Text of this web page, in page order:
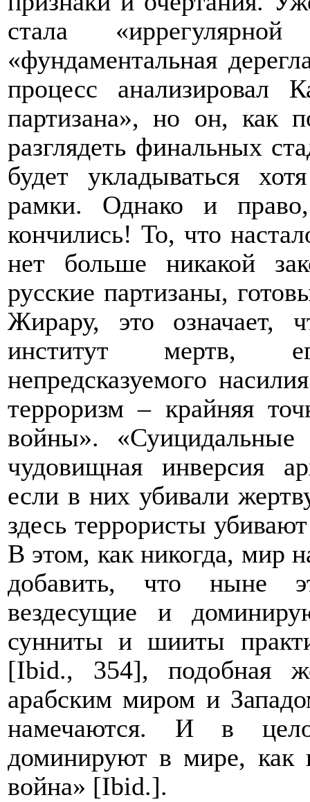
стала
«фундаментальная
процесс
партизана», но он, как
разглядеть финальных
будет укладываться
рамки. Однако и
кончились! То, что
нет больше никакой
русские партизаны,
Жирару, это означает,
институт мертв,
непредсказуемого
терроризм – крайняя
войны». «Суицидальные
чудовищная инверсия
если в них убивали
здесь террористы
В этом, как никогда, мир
добавить, что ныне
вездесущие и
сунниты и шииты
[Ibid., 354], подобная
арабским миром и
намечаются. И в
доминируют в мире, как
война» [Ibid.].